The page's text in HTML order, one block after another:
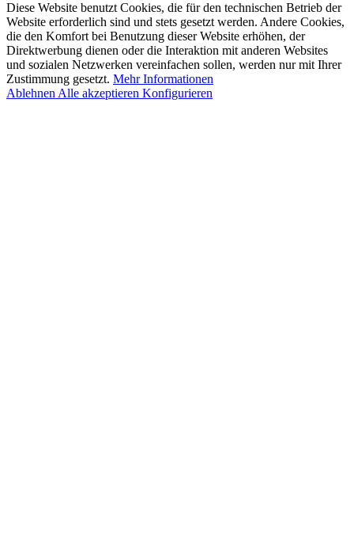
Diese Website benutzt Cookies, die für den technischen Betrieb der
Website erforderlich sind und stets gesetzt werden. Andere Cookies,
die den Komfort bei Benutzung dieser Website erhöhen, der
Direktwerbung dienen oder die Interaktion mit anderen Websites
und sozialen Netzwerken vereinfachen sollen, werden nur mit Ihrer
Zustimmung gesetzt. Mehr Informationen
Ablehnen Alle akzeptieren Konfigurieren